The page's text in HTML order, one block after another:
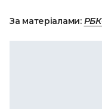
За матеріалами: